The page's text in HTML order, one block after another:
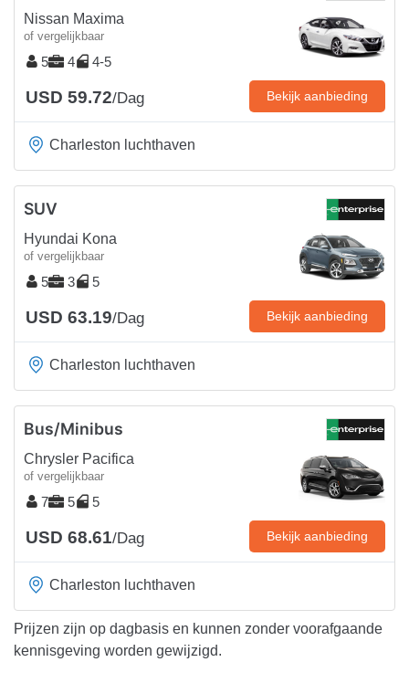
Nissan Maxima
of vergelijkbaar
5 4 4-5
USD 59.72/Dag Bekijk aanbieding
Charleston luchthaven
SUV
Hyundai Kona
of vergelijkbaar
5 3 5
USD 63.19/Dag Bekijk aanbieding
Charleston luchthaven
Bus/Minibus
Chrysler Pacifica
of vergelijkbaar
7 5 5
USD 68.61/Dag Bekijk aanbieding
Charleston luchthaven
Prijzen zijn op dagbasis en kunnen zonder voorafgaande
kennisgeving worden gewijzigd.